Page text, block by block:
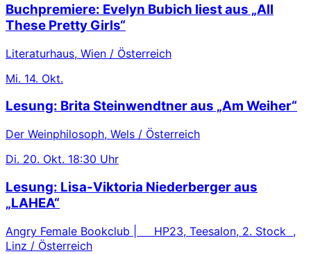
Buchpremiere: Evelyn Bubich liest aus „All
These Pretty Girls“
Literaturhaus, Wien / Österreich
Mi. 14. Okt.
Lesung: Brita Steinwendtner aus „Am Weiher“
Der Weinphilosoph, Wels / Österreich
Di. 20. Okt. 18:30 Uhr
Lesung: Lisa-Viktoria Niederberger aus
„LAHEA“
Angry Female Bookclub | HP23, Teesalon, 2. Stock ,
Linz / Österreich